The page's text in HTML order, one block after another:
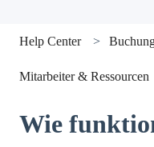
Help Center
Mitarbeiter & Ressourcen
Wie